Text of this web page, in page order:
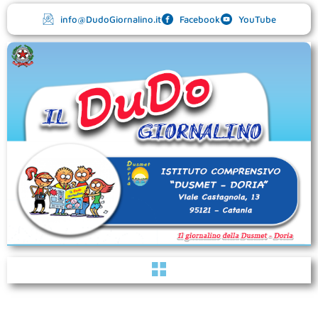
contenuto
info@DudoGiornalino.it Facebook YouTube
Menu